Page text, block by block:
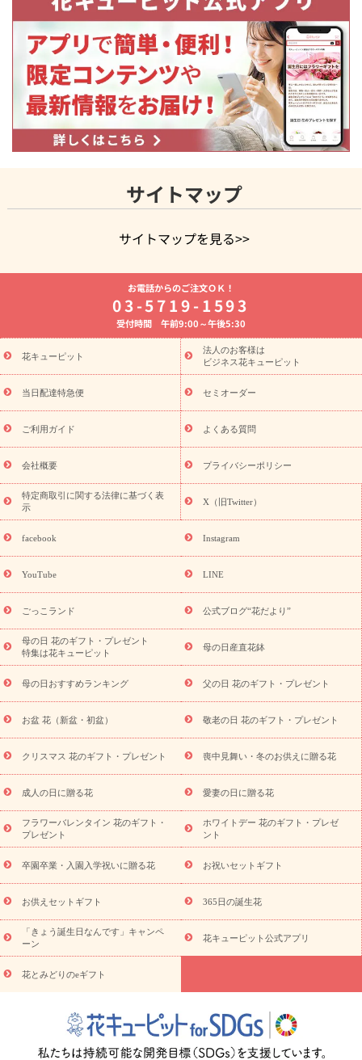
サイトマップ
サイトマップを見る>>
よく贈られる花
お祝いの花特集
誕生日フラワーギフト特集
8月の誕生花(トルコキキョウ)
開店・開業祝い
お供え・お悔やみ お供え・お悔やみの花
通夜・葬儀に贈る花 胡蝶蘭・花鉢
ーブドフラワー
季節のイベント
ひまわり ギフト・プレゼント
特集
お盆 花（新盆・初盆） 季節のイベント
お盆 花（新
盆・初盆）
お盆 花（新盆・初盆）
お盆・お供え 花とセットギ
フト
お盆・お供え プリザーブドフラワー
ひまわり ギフト・プ
レゼント特集
夏の花贈り・お中元・暑中見舞い 花のギフト特集
敬老の日におくる花ギフト・プレゼント特集
花ギフト・プレゼント特集
敬老の日 花のおすすめランキング
敬
老の日 花鉢植えのギフト・プレゼント特集
敬老の日 花とセットギ
フト・プレゼント特集
敬老の日の花 全てのギフト一覧
キャン
ペーン
映画『ウォーターガーディアンズ』コラボキャンペーン
「きょう誕生日なんです」キャンペーン
誕生日の花を探す
誕生日フラワーギフト 誕生日フラワーギフト特集
(トルコキキョウ)
9月の誕生花(リンドウ)
ら探す
お祝いの花特集 当日配達特急便 お祝い商品一覧
念日
結婚祝い 出産祝い 退院祝い・快気祝い
寿祝い
プチギフト ペットのお祝いフラワー
供え・お悔やみ商品一覧
お供え・お悔やみの花
四十九日法要以
お供え プリザーブドフラワー
ペットのお供えフラワー
お盆（新
盆・初盆）
その他 お祝い返し お見舞い
お取り寄せギフト
ビジネス用
ご自宅用 観葉植物 ミディ胡蝶蘭
プリザーブ
ドフラワー
スタイルから探す アレンジメント 花束
スタ
ンド花
お祝い お供え・お悔やみ 胡蝶蘭 胡蝶蘭・花鉢
ディ胡蝶蘭・お祝い
ミディ胡蝶蘭・お供え
世界初の青色胡蝶蘭
観葉植物
観葉植物 産直多肉植物
プリザーブドフラワー
お祝い
お供え・お悔やみ 花とセットギフト
セミオーダー
プチギフト（hanamore -ハナモア-）
花とみどりのeギフト
キューピットのeGfit
カラー ピンク イエローオレンジ
レッ
ド
お花の種類 トルコキキョウ
お祝い お祝い・3000円～ お祝い・4000円～
お祝い・
5000円～
お祝い・7000円～ お祝い・ 10000円～
お供え・お
悔やみ
円～
お供え・お悔やみ・
読み物
いのマナー
定年退職祝いのマナー
お祝いを贈るときのマナー・
花キューピットのお祝いコラム一覧
誕生日のお花を「色
彩心理学」で選ぶ方法
結婚祝いの予算相場 出産祝いお役立ち情
お電話からのご注文ＯＫ！
03-5719-1593
受付時間 午前9:00～午後5:30
花キューピット
法人のお客様は
ビジネス花キューピット
当日配達特急便 セミオーダー
ご利用ガイド よくある質問
会社概要 プライバシーポリシー
特定商取引に関する法律に基づく表
示
X（旧Twitter）
facebook Instagram
YouTube LINE
ごっこランド 公式ブログ“花だより”
母の日 花のギフト・プレゼント
特集は花キューピット
母の日産直花鉢
母の日おすすめランキング 父の日 花のギフト・プレゼント
お盆 花（新盆・初盆） 敬老の日 花のギフト・プレゼント
クリスマス 花のギフト・プレゼント 喪中見舞い・冬のお供えに贈る花
成人の日に贈る花 愛妻の日に贈る花
フラワーバレンタイン 花のギフト・
プレゼント
ホワイトデー 花のギフト・プレゼ
ント
卒園卒業・入園入学祝いに贈る花 お祝いセットギフト
お供えセットギフト 365日の誕生花
「きょう誕生日なんです」キャンペ
ーン
花キューピット公式アプリ
花とみどりのeギフト